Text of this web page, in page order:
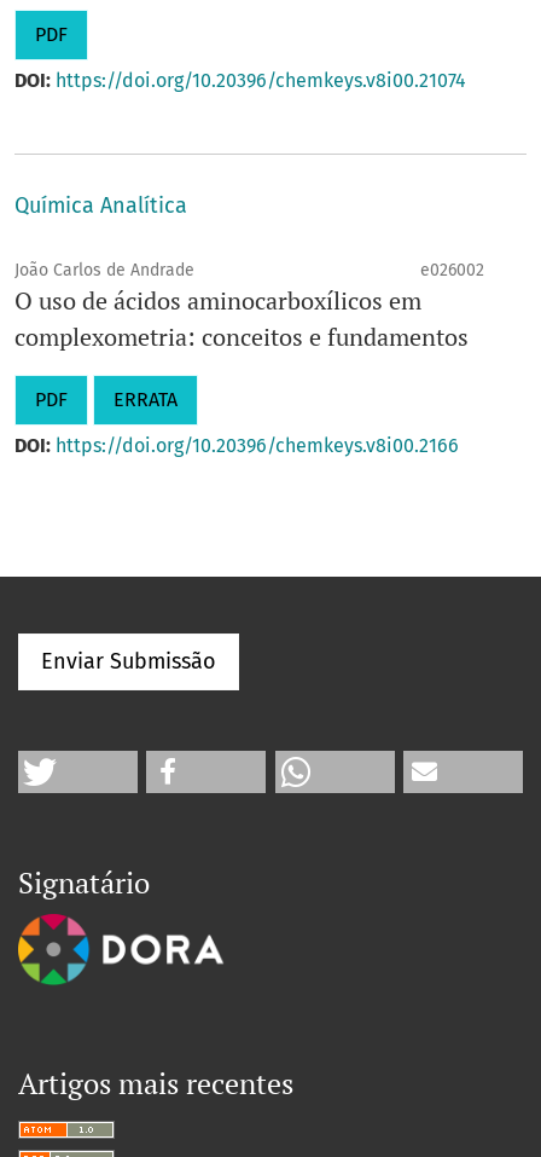
PDF
DOI: https://doi.org/10.20396/chemkeys.v8i00.21074
Química Analítica
João Carlos de Andrade e026002
O uso de ácidos aminocarboxílicos em
complexometria: conceitos e fundamentos
PDF
ERRATA
DOI: https://doi.org/10.20396/chemkeys.v8i00.2166
Enviar Submissão
Signatário
Artigos mais recentes